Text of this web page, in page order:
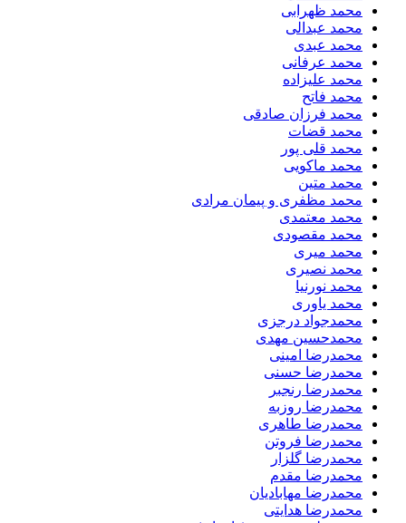
محمد ظهرابی
محمد عبدالی
محمد عبدی
محمد عرفانی
محمد علیزاده
محمد فاتح
محمد فرزان صادقی
محمد قضات
محمد قلی پور
محمد ماکویی
محمد متین
محمد مظفری و پیمان مرادی
محمد معتمدی
محمد مقصودی
محمد میری
محمد نصیری
محمد نورنیا
محمد یاوری
محمدجواد درجزی
محمدحسین مهدی
محمدرضا امینی
محمدرضا حسنی
محمدرضا رنجبر
محمدرضا روزبه
محمدرضا طاهری
محمدرضا فروتن
محمدرضا گلزار
محمدرضا مقدم
محمدرضا مهابادیان
محمدرضا هدایتی